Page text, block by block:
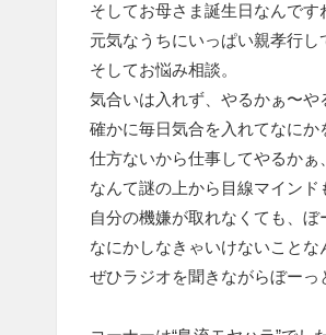
そしてお母さま誕生日なんです
元気なうちにいっぱい親孝行し
そしてお悩み相談。
気合いは入れず、やるかぁ〜や
確かに毎日気合を入れてなにか
仕方ないから仕事してやるかぁ
なんて謎の上から目線マインド
自分の機嫌が取れなくても、ぼ
なにかしなきゃいけないことな
ぜひラジオを聞きながらぼー